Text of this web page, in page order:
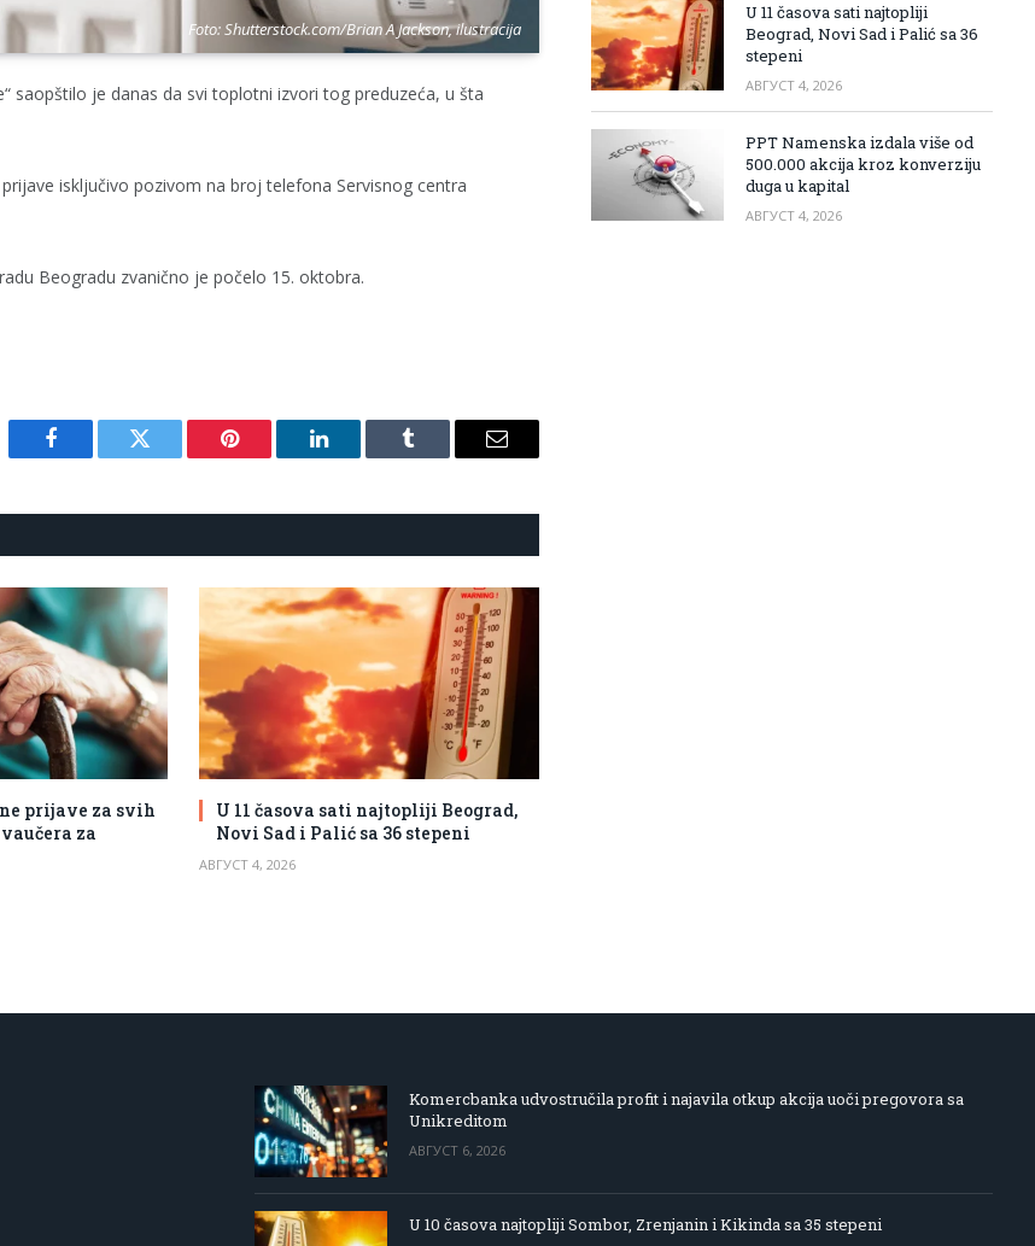
Foto: Shutterstock.com/Brian A Jackson, ilustracija
saopštilo je danas da svi toplotni izvori tog preduzeća, u šta
isključivo pozivom na broj telefona Servisnog centra
Beogradu zvanično je počelo 15. oktobra.
Facebook Twitter Pinterest LinkedIn Tumblr Email
prijave za svih
za
U 11 časova sati najtopliji Beograd,
Novi Sad i Palić sa 36 stepeni
АВГУСТ 4, 2026
U 11 časova sati najtopliji
Beograd, Novi Sad i Palić sa 36
stepeni
АВГУСТ 4, 2026
PPT Namenska izdala više od
500.000 akcija kroz konverziju
duga u kapital
АВГУСТ 4, 2026
Komercbanka udvostručila profit i najavila otkup akcija uoči pregovora sa
Unikreditom
АВГУСТ 6, 2026
U 10 časova najtopliji Sombor, Zrenjanin i Kikinda sa 35 stepeni